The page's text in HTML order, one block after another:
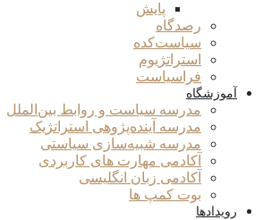
پایش
رصدگاه
سیاست‌کده
استراتژیوم
فراسیاست
آموزشگاه
مدرسه سیاست و روابط بین‌الملل
مدرسه آینده‌پژوهی استراتژیک
مدرسه شبیه‌سازی سیاستی
آکادمی مهارت های کاربردی
آکادمی زبان انگلیسی
بوت کمپ ها
رویدادها